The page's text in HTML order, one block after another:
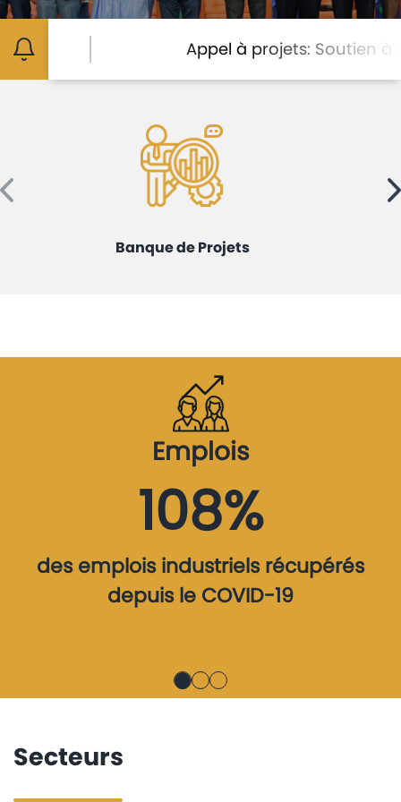
Avis
et
annonces
Appel à projets: Soutien à la
Banque de Projets
Emplois
108%
des emplois industriels récupérés
depuis le COVID-19
Secteurs